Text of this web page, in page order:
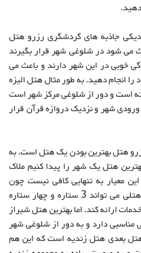
جاذبه های گردشگری رزرو هتل
می شود در شلوغی شهر قرار بگیرند
خوبی در این شهر دارند و باعث می
انجام دهید. به طور مثال هتل الیزه
است و دور از شلوغی مرکز شهر است
شهر و نزدیک دروازه قرآن قرار
هتل بهترین بودن یک هتل است. به
هتل یک شهر را پیدا کنیم ملاک
معیار به تنهایی کافی نیست چون
سلیقه های افراد متفاوت است، و هتلی می تواند 3 ستاره و چهار ستاره
ارائه کند. اما بهترین هتل شیراز
دارد و به دور از شلوغی شهر
بعدی هتل زندیه است که این هم